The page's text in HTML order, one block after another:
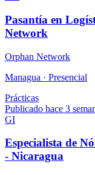
Pasantía en
Network
Orphan Network
Managua · Presencial
Prácticas
Publicado hace 3
GI
Especialista de
- Nicaragua